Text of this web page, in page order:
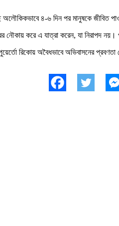
৪-৬ দিন পর মানুষকে জীবিত
নৌকায় করে এ যাত্রা করেন, যা নিরাপদ
রিকোয় অবৈধভাবে অভিবাসনের প্রবণতা